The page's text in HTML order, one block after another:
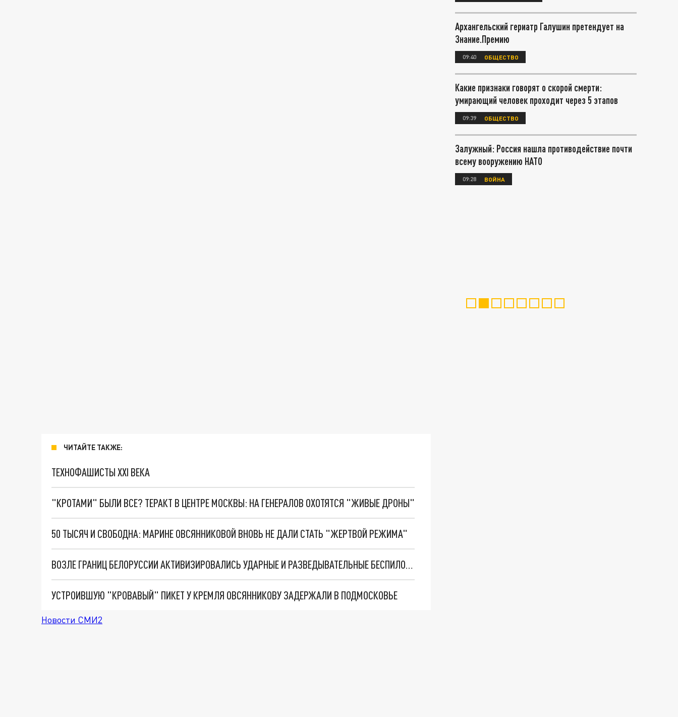
ЧИТАЙТЕ ТАКЖЕ:
ТЕХНОФАШИСТЫ XXI ВЕКА
"КРОТАМИ" БЫЛИ ВСЕ? ТЕРАКТ В ЦЕНТРЕ МОСКВЫ: НА ГЕНЕРАЛОВ ОХОТЯТСЯ "ЖИВЫЕ ДРОНЫ"
50 ТЫСЯЧ И СВОБОДНА: МАРИНЕ ОВСЯННИКОВОЙ ВНОВЬ НЕ ДАЛИ СТАТЬ "ЖЕРТВОЙ РЕЖИМА"
ВОЗЛЕ ГРАНИЦ БЕЛОРУССИИ АКТИВИЗИРОВАЛИСЬ УДАРНЫЕ И РАЗВЕДЫВАТЕЛЬНЫЕ БЕСПИЛОТНИКИ
УСТРОИВШУЮ "КРОВАВЫЙ" ПИКЕТ У КРЕМЛЯ ОВСЯННИКОВУ ЗАДЕРЖАЛИ В ПОДМОСКОВЬЕ
Новости СМИ2
Архангельский гериатр Галушин претендует на
Знание.Премию
09:40 ОБЩЕСТВО
Какие признаки говорят о скорой смерти:
умирающий человек проходит через 5 этапов
09:39 ОБЩЕСТВО
Залужный: Россия нашла противодействие почти
всему вооружению НАТО
09:28 ВОЙНА